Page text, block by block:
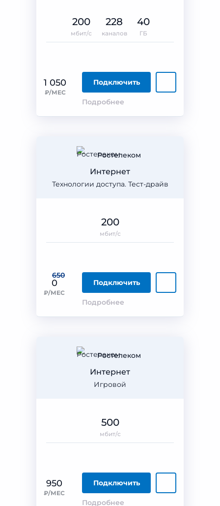
1 050
₽/МЕС
Подключить
Подробнее
200
мбит/с
228
каналов
40
ГБ
Ростелеком
Технологии доступа. Тест-драйв
Интернет
650
0
₽/МЕС
Подключить
Подробнее
200
мбит/с
Ростелеком
Игровой
Интернет
950
₽/МЕС
Подключить
Подробнее
500
мбит/с